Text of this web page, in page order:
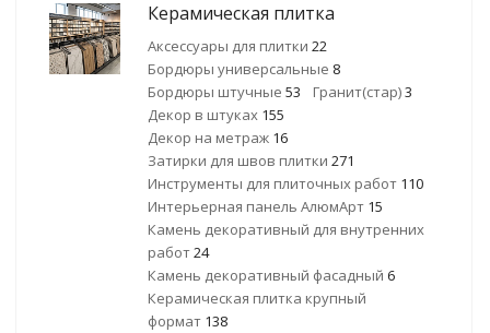
Керамическая плитка
Аксессуары для плитки 22
Бордюры универсальные 8
Бордюры штучные 53 Гранит(стар)3
Декор в штуках 155
Декор на метраж 16
Затирки для швов плитки 271
Инструменты для плиточных работ 110
Интерьерная панель АлюмАрт 15
Камень декоративный для внутренних
работ24
Камень декоративный фасадный 6
Керамическая плитка крупный
формат 138